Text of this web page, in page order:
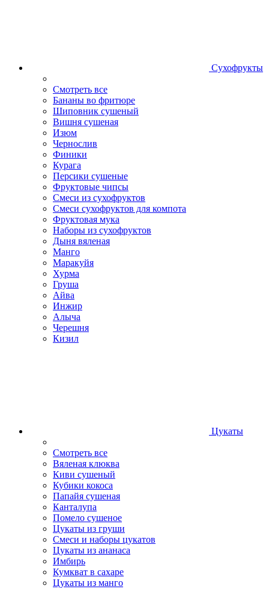
Сухофрукты
Смотреть все
Бананы во фритюре
Шиповник сушеный
Вишня сушеная
Изюм
Чернослив
Финики
Курага
Персики сушеные
Фруктовые чипсы
Смеси из сухофруктов
Смеси сухофруктов для компота
Фруктовая мука
Наборы из сухофруктов
Дыня вяленая
Манго
Маракуйя
Хурма
Груша
Айва
Инжир
Алыча
Черешня
Кизил
Цукаты
Смотреть все
Вяленая клюква
Киви сушеный
Кубики кокоса
Папайя сушеная
Канталупа
Помело сушеное
Цукаты из груши
Смеси и наборы цукатов
Цукаты из ананаса
Имбирь
Кумкват в сахаре
Цукаты из манго